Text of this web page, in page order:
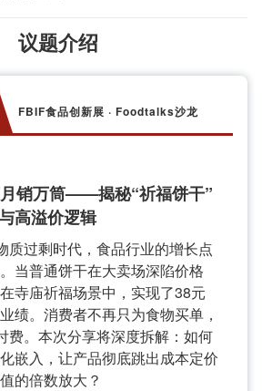
议题介绍
FBIF食品创新展 · Foodtalks沙龙
销万筒——揭秘“祈福饼干”
高溢价逻辑
质过剩时代，食品行业的增长点
当普通饼干在大卖场深陷价格
寺庙祈福场景中，实现了38元
绩。消费者不再只为食物买单，
费。本次分享将深度拆解：如何
嵌入，让产品彻底跳出成本定价
的倍数放大？